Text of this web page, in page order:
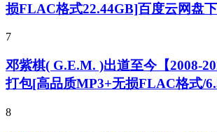
损FLAC格式22.44GB]百度云网盘
7
邓紫棋( G.E.M. )出道至今【2008-
打包[高品质MP3+无损FLAC格式/
8